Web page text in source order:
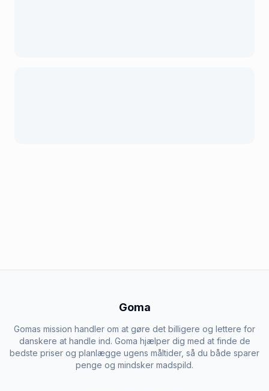
Goma
Gomas mission handler om at gøre det billigere og lettere for
danskere at handle ind. Goma hjælper dig med at finde de
bedste priser og planlægge ugens måltider, så du både sparer
penge og mindsker madspild.